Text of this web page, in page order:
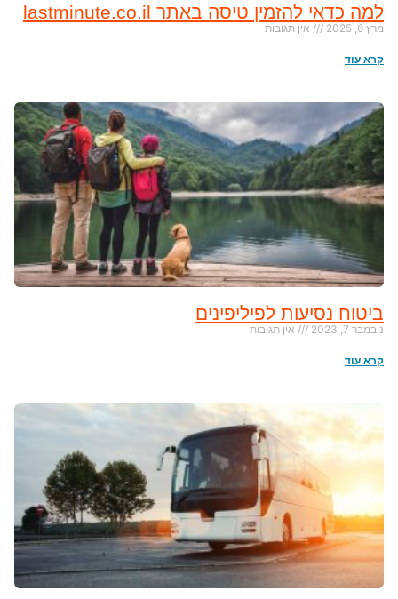
למה כדאי להזמין טיסה באתר lastminute.co.il
מרץ 6, 2025 אין תגובות
קרא עוד
ביטוח נסיעות לפיליפינים
נובמבר 7, 2023 אין תגובות
קרא עוד